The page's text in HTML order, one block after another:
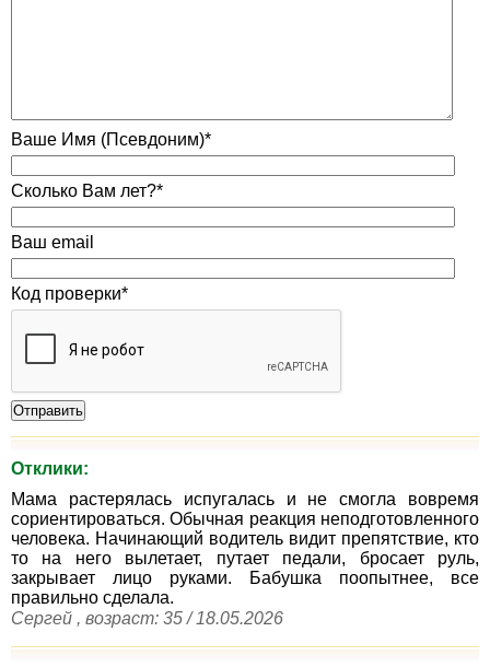
Ваше Имя (Псевдоним)*
Сколько Вам лет?*
Ваш email
Код проверки*
Отклики:
Мама растерялась испугалась и не смогла вовремя
сориентироваться. Обычная реакция неподготовленного
человека. Начинающий водитель видит препятствие, кто
то на него вылетает, путает педали, бросает руль,
закрывает лицо руками. Бабушка поопытнее, все
правильно сделала.
Сергей , возраст: 35 / 18.05.2026